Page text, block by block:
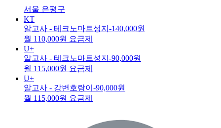
서울 은평구
KT
알고사 - 테크노마트성지 -140,000원
월 110,000원 요금제
U+
알고사 - 테크노마트성지 -90,000원
월 115,000원 요금제
U+
알고사 - 강변호랑이 -90,000원
월 115,000원 요금제